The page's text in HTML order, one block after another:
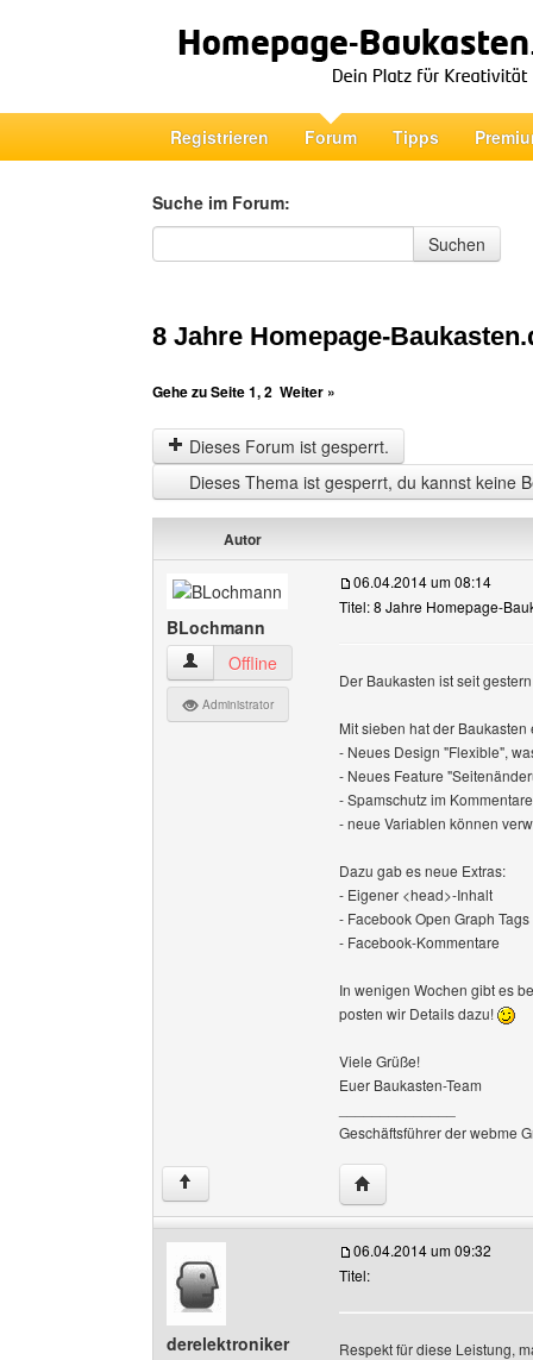
Registrieren Forum Tipps
Suche im Forum:
Suche im Forum
Suchen
8 Jahre Homepage-
Gehe zu Seite1,2 Weiter »
Dieses Forum ist gesperrt.
Dieses Thema ist gesperrt, du kannst keine
Autor
BLochmann
BLochmann Benutzer-Profile anzeigen
Offline
Administrator
06.04.2014 um 08:14
Titel: 8 Jahre Homepage-
Der Baukasten ist seit
Mit sieben hat der
- Neues Design "Flexible",
- Neues Feature
- Spamschutz im
- neue Variablen können
Dazu gab es neue Extras:
- Eigener <head>-Inhalt
- Facebook Open Graph Tags
- Facebook-Kommentare
In wenigen Wochen gibt es
posten wir Details dazu!
Viele Grüße!
Euer Baukasten-Team
Geschäftsführer der webme
↑ Website dieses
derelektroniker
06.04.2014 um 09:32
Titel:
Respekt für diese Leistung,